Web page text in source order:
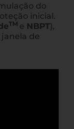
do
inicial.
TM e NBPT),
de